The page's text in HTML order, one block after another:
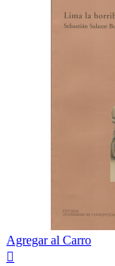
Agregar al Carro
